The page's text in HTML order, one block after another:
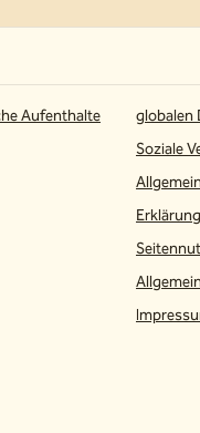
Aufenthalte
globalen
Soziale